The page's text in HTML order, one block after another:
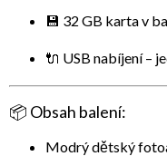
💾 32 GB karta v
🔌 USB nabíjení–
📦 Obsah balení:
Modrý dětský